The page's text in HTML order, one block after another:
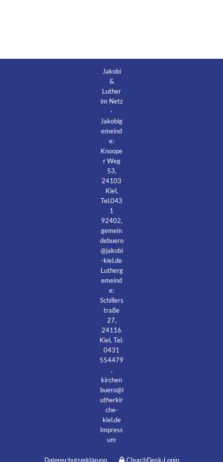
Jakobi
&
Luther
im Netz
·
Jakobig
emeind
e:
Knoope
r Weg
53,
24103
Kiel,
Tel.043
1
92402,
gemein
debuero
@jakobi
-kiel.de
Lutherg
emeind
e:
Schillers
traße
27,
24116
Kiel, Tel.
0431
554479
,
kirchen
buero@l
utherkir
che-
kiel.de
Impress
um
Datenschutzerklärung ChurchDesk-Login